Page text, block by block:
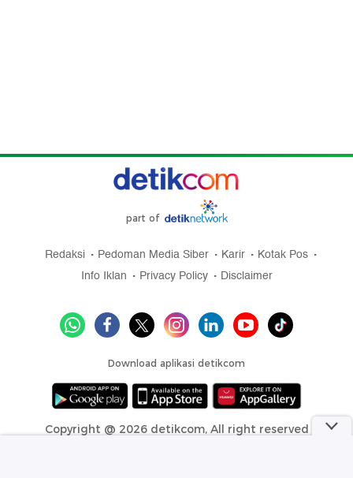
part of
Redaksi Pedoman Media Siber Karir
Kotak Pos
Info Iklan
Privacy Policy Disclaimer
Download aplikasi detikcom
Copyright @ 2026 detikcom, All right reserved